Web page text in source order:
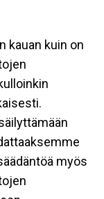
kauan kuin on
myös